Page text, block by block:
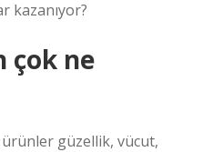
kazanıyor?
çok ne
ürünler güzellik, vücut,